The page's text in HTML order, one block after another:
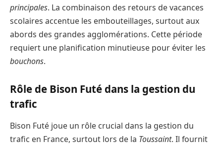
principales. La combinaison des retours de vacances
scolaires accentue les embouteillages, surtout aux
abords des grandes agglomérations. Cette période
requiert une planification minutieuse pour éviter les
bouchons.
Rôle de Bison Futé dans la gestion du
trafic
Bison Futé joue un rôle crucial dans la gestion du
trafic en France, surtout lors de la Toussaint. Il fournit